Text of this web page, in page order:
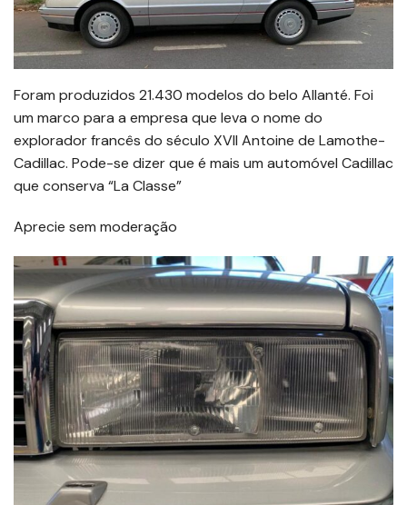
Foram produzidos 21.430 modelos do belo Allanté. Foi
um marco para a empresa que leva o nome do
explorador francês do século XVII Antoine de Lamothe-
Cadillac. Pode-se dizer que é mais um automóvel Cadillac
que conserva “La Classe”
Aprecie sem moderação